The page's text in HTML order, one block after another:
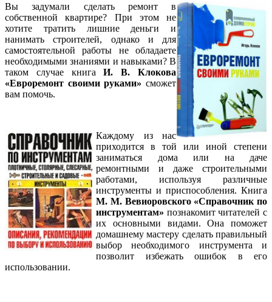
Вы задумали сделать ремонт в
собственной квартире? При этом не
хотите тратить лишние деньги и
нанимать строителей, однако и для
самостоятельной работы не обладаете
необходимыми знаниями и навыками? В
таком случае книгаИ. В. Клокова
«Евроремонт своими руками» сможет
вам помочь.
Каждому из нас
приходится в той или иной степени
заниматься дома или на даче
ремонтными и даже строительными
работами, используя различные
инструменты и приспособления. Книга
М. М. Вевиоровского «Справочник по
инструментам» познакомит читателей с
их основными видами. Она поможет
домашнему мастеру сделать правильный
выбор необходимого инструмента и
позволит избежать ошибок в его
использовании.